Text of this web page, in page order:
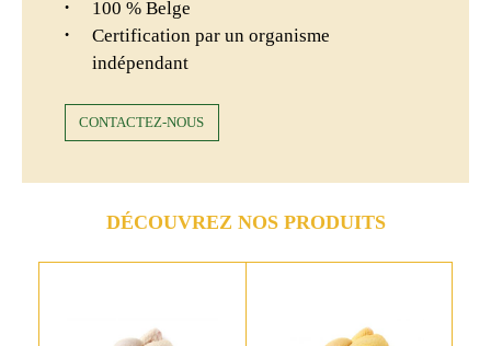
100 % Belge
Certification par un organisme
indépendant
CONTACTEZ-NOUS
DÉCOUVREZ NOS PRODUITS